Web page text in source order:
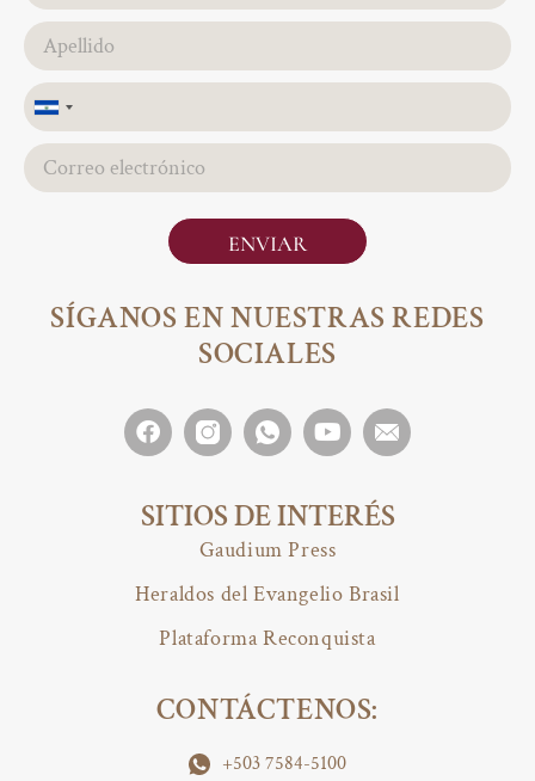
CONTÁCTENOS:
+503 7584-5100
SÍGANOS EN NUESTRAS REDES
SOCIALES
SITIOS DE INTERÉS
Gaudium Press
Heraldos del Evangelio Brasil
Plataforma Reconquista
El
Salvador
+503
ENVIAR